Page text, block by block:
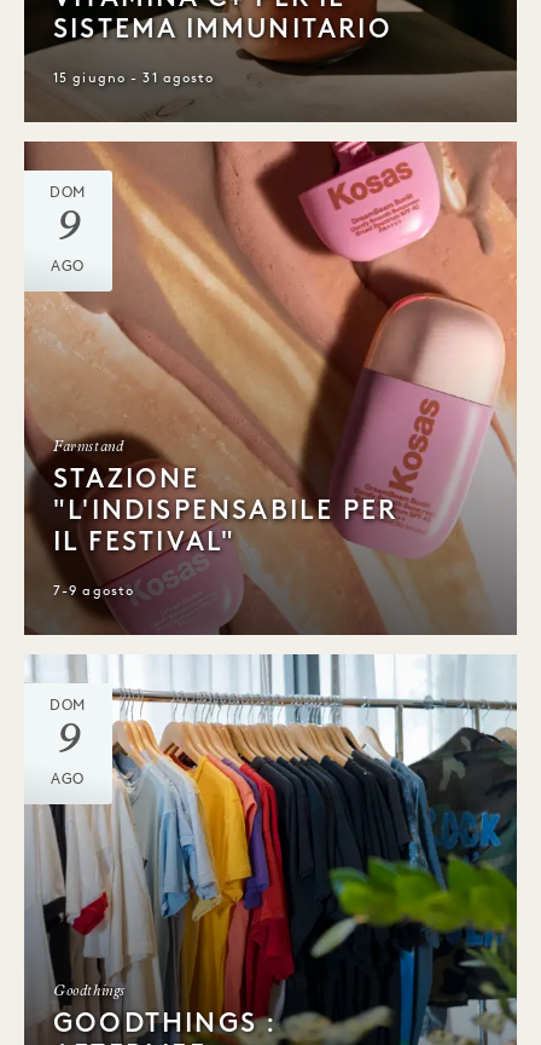
SISTEMA IMMUNITARIO
15 giugno - 31 agosto
DOM
9
AGO
Farmstand
STAZIONE
"L'INDISPENSABILE PER
IL FESTIVAL"
7-9 agosto
DOM
9
AGO
Goodthings
GOODTHINGS :